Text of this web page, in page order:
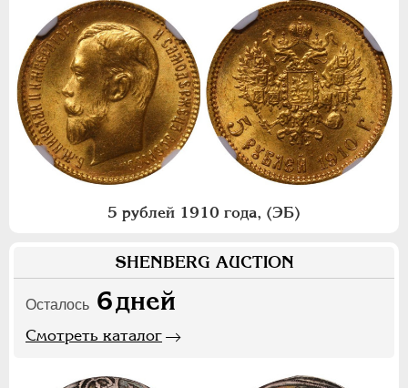
5 рублей 1910 года, (ЭБ)
SHENBERG AUCTION
Осталось 6дней
Смотреть каталог